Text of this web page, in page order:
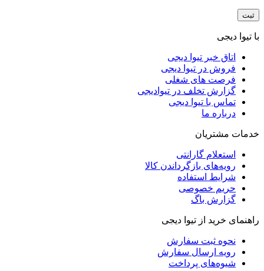
با تیوا دیجی
اتاق خبر تیوا دیجی
فروش در تیوا دیجی
فرصت های شغلی
گزارش تخلف در تیوادیجی
تماس با تیوا دیجی
درباره ما
خدمات مشتریان
استعلام گارانتی
رویه‌های بازگرداندن کالا
شرایط استفاده
حریم خصوصی
گزارش باگ
راهنمای خرید از تیوا دیجی
نحوه ثبت سفارش
رویه ارسال سفارش
شیوه‌های پرداخت